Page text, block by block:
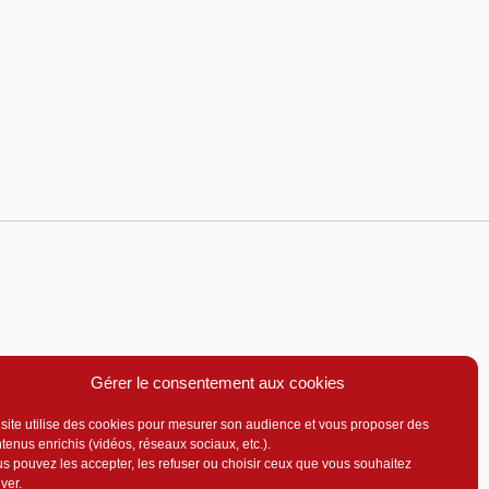
Gérer le consentement aux cookies
utilise des cookies pour mesurer son audience et vous proposer des
enrichis (vidéos, réseaux sociaux, etc.).
pouvez les accepter, les refuser ou choisir ceux que vous souhaitez